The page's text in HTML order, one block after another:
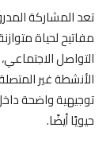
تعد المشاركة
مفاتيح لحياة
التواصل
الأنشطة غير
توجيهية واضحة
حيويًا أيضًا.